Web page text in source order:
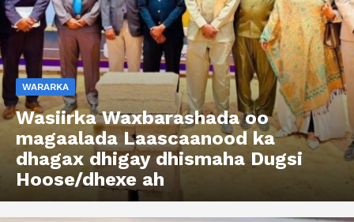
WARARKA
Wasiirka Waxbarashada oo
magaalada Laascaanood ka
dhagax dhigay dhismaha Dugsi
Hoose/dhexe ah